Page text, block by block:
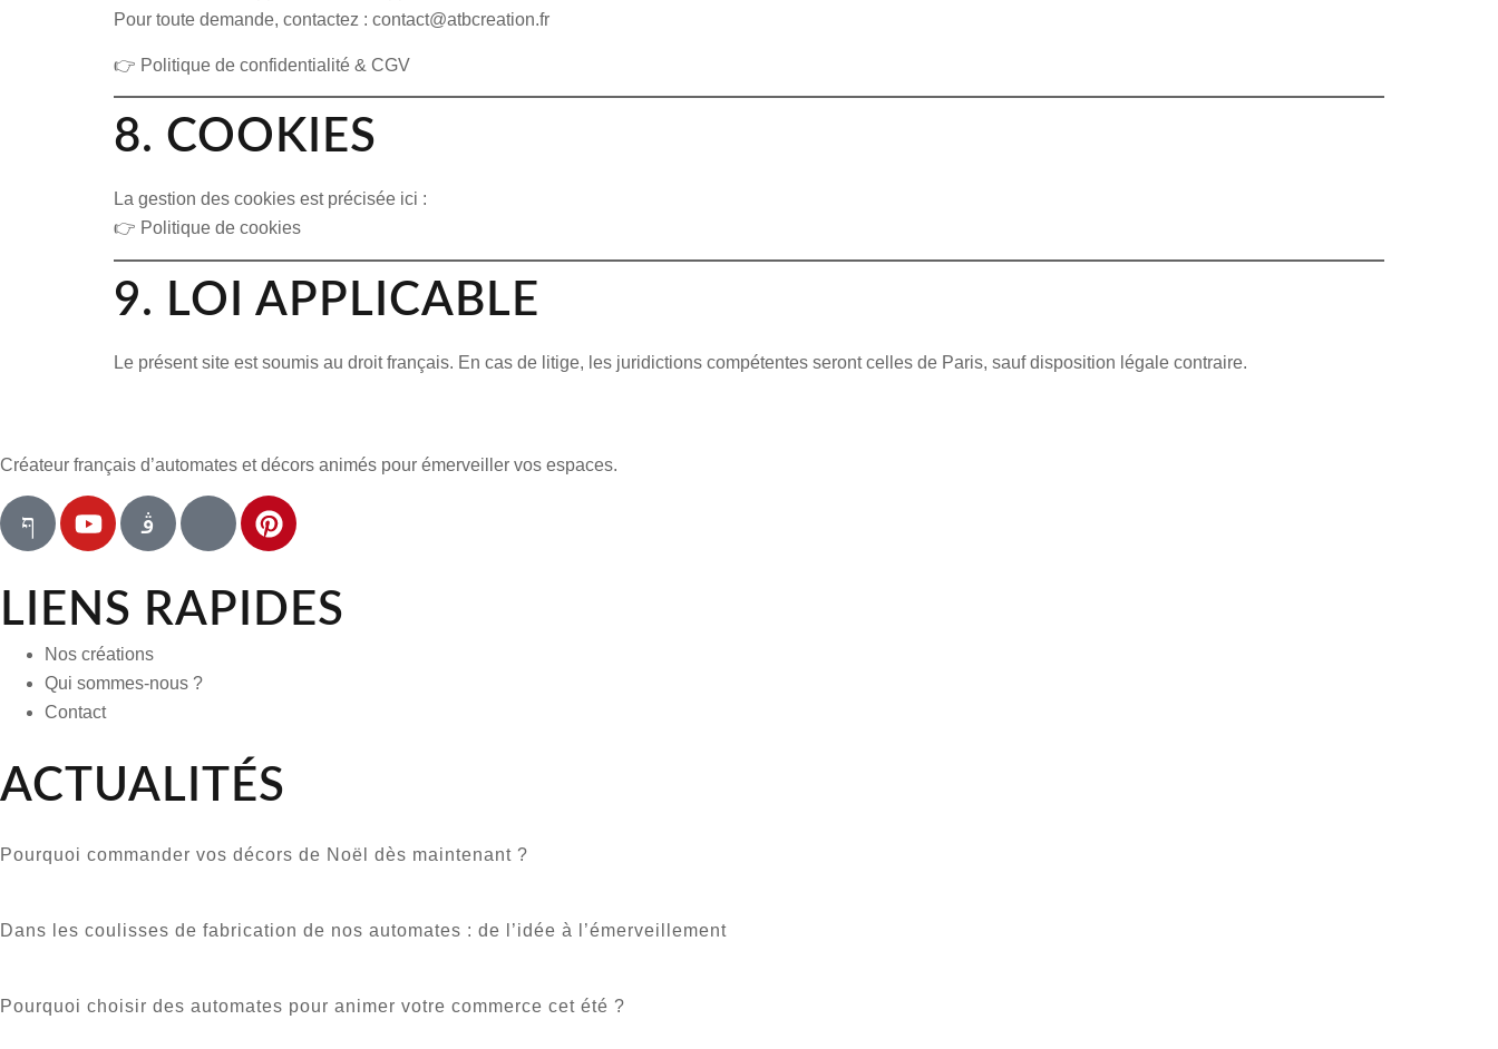
Pour toute demande, contactez : contact@atbcreation.fr
👉 Politique de confidentialité & CGV
8. COOKIES
La gestion des cookies est précisée ici :
👉 Politique de cookies
9. LOI APPLICABLE
Le présent site est soumis au droit français. En cas de litige, les juridictions compétentes seront celles de Paris, sauf disposition légale contraire.
Créateur français d’automates et décors animés pour émerveiller vos espaces.
LIENS RAPIDES
Nos créations
Qui sommes-nous ?
Contact
ACTUALITÉS
Pourquoi commander vos décors de Noël dès maintenant ?
Dans les coulisses de fabrication de nos automates : de l’idée à l’émerveillement
Pourquoi choisir des automates pour animer votre commerce cet été ?